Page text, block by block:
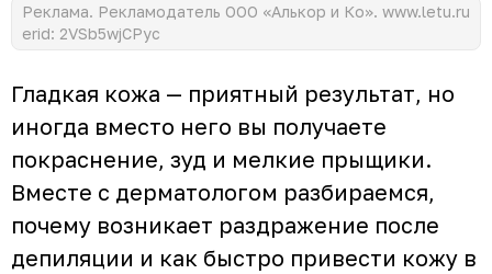
Реклама. Рекламодатель ООО «Алькор и Ко». www.letu.ru
erid: 2VSb5wjCPyc
Гладкая кожа — приятный результат, но
иногда вместо него вы получаете
покраснение, зуд и мелкие прыщики.
Вместе с дерматологом разбираемся,
почему возникает раздражение после
депиляции и как быстро привести кожу в